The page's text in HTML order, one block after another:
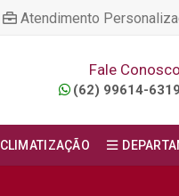
Atendimento
Fale Conosco
(62) 99614-6319
CLIMATIZAÇÃO